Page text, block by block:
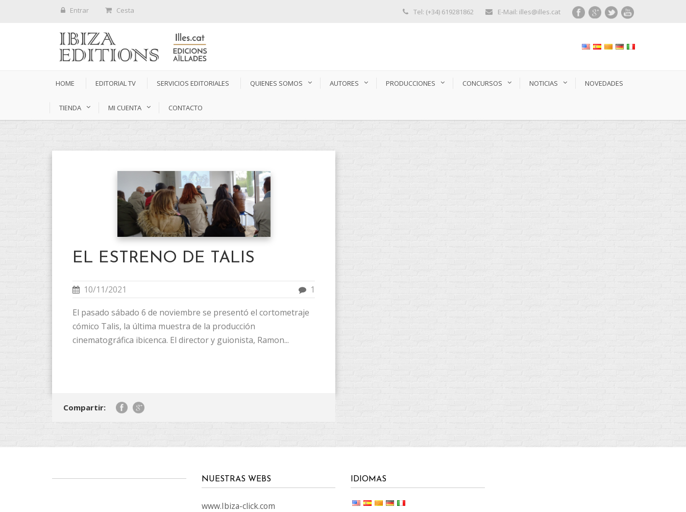
Entrar Cesta Tel: (+34) 619281862 E-Mail: illes@illes.cat
HOME EDITORIAL TV SERVICIOS EDITORIALES QUIENES SOMOS AUTORES PRODUCCIONES CONCURSOS NOTICIAS NOVEDADES
TIENDA MI CUENTA CONTACTO
EL ESTRENO DE TALIS
10/11/2021 1
El pasado sábado 6 de noviembre se presentó el cortometraje
cómico Talis, la última muestra de la producción
cinematográfica ibicenca. El director y guionista, Ramon...
Compartir:
NUESTRAS WEBS
www.Ibiza-click.com
IDIOMAS